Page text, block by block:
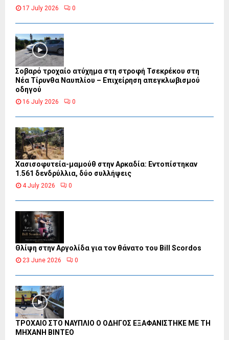
17 July 2026 0
Σοβαρό τροχαίο ατύχημα στη στροφή Τσεκρέκου στη
Νέα Τίρυνθα Ναυπλίου – Επιχείρηση απεγκλωβισμού
οδηγού
16 July 2026 0
Χασισοφυτεία-μαμούθ στην Αρκαδία: Εντοπίστηκαν
1.561 δενδρύλλια, δύο συλλήψεις
4 July 2026 0
Θλίψη στην Αργολίδα για τον θάνατο του Bill Scordos
23 June 2026 0
ΤΡΟΧΑΙΟ ΣΤΟ ΝΑΥΠΛΙΟ Ο ΟΔΗΓΟΣ ΕΞΑΦΑΝΙΣΤΗΚΕ ΜΕ ΤΗ
ΜΗΧΑΝΗ ΒΙΝΤΕΟ